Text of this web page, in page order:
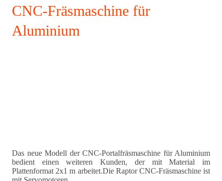
CNC-Fräsmaschine für
Aluminium
Das neue Modell der CNC-Portalfräsmaschine für Aluminium
bedient einen weiteren Kunden, der mit Material im
Plattenformat 2x1 m arbeitet.Die Raptor CNC-Fräsmaschine ist